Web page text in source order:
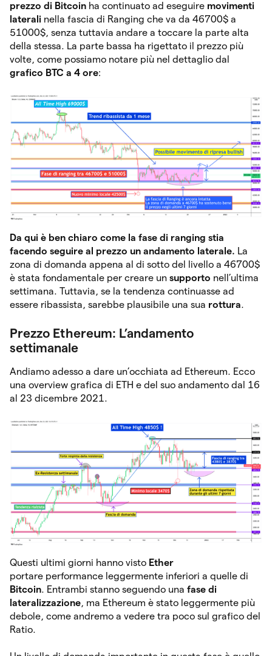
prezzo di Bitcoin ha continuato ad eseguire movimenti
laterali nella fascia di Ranging che va da 46700$ a
51000$, senza tuttavia andare a toccare la parte alta
della stessa. La parte bassa ha rigettato il prezzo più
volte, come possiamo notare più nel dettaglio dal
grafico BTC a 4 ore:
Da qui è ben chiaro come la fase di ranging stia
facendo seguire al prezzo un andamento laterale. La
zona di domanda appena al di sotto del livello a 46700$
è stata fondamentale per creare un supporto nell’ultima
settimana. Tuttavia, se la tendenza continuasse ad
essere ribassista, sarebbe plausibile una sua rottura.
Prezzo Ethereum: L’andamento
settimanale
Andiamo adesso a dare un’occhiata ad Ethereum. Ecco
una overview grafica di ETH e del suo andamento dal 16
al 23 dicembre 2021.
Questi ultimi giorni hanno visto Ether
portare performance leggermente inferiori a quelle di
Bitcoin. Entrambi stanno seguendo una fase di
lateralizzazione, ma Ethereum è stato leggermente più
debole, come andremo a vedere tra poco sul grafico del
Ratio.